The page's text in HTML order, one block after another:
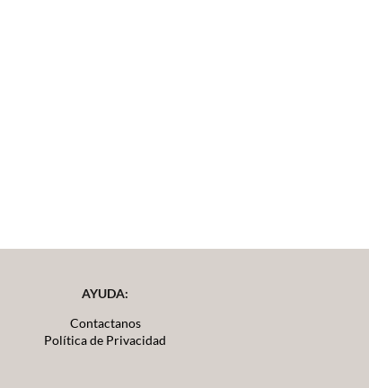
AYUDA:
Contactanos
Política de Privacidad